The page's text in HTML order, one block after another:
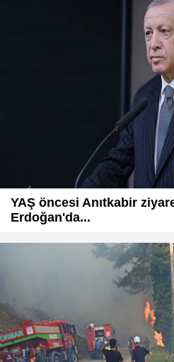
YAŞ öncesi Anıtkabir
Erdoğan'da...